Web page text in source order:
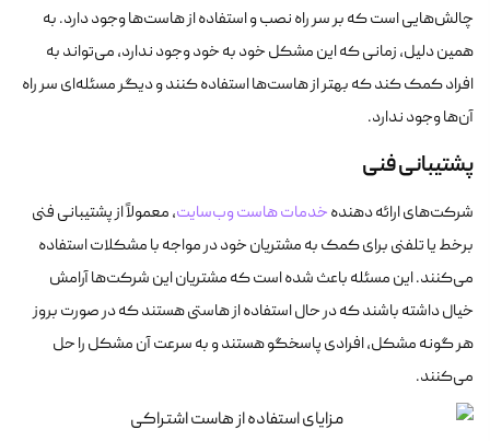
چالش‌هایی است که بر سر راه نصب و استفاده از هاست‌ها وجود دارد. به
همین دلیل، زمانی که این مشکل خود به خود وجود ندارد، می‌تواند به
افراد کمک کند که بهتر از هاست‌ها استفاده کنند و دیگر مسئله‌ای سر راه
آن‌ها وجود ندارد.
پشتیبانی فنی
شرکت‌های ارائه دهندهخدمات هاست وب‌سایت، معمولاً از پشتیبانی فنی
برخط یا تلفنی برای کمک به مشتریان خود در مواجه با مشکلات استفاده
می‌کنند. این مسئله باعث شده است که مشتریان این شرکت‌ها آرامش
خیال داشته باشند که در حال استفاده از هاستی هستند که در صورت بروز
هر گونه مشکل، افرادی پاسخگو هستند و به سرعت آن مشکل را حل
می‌کنند.